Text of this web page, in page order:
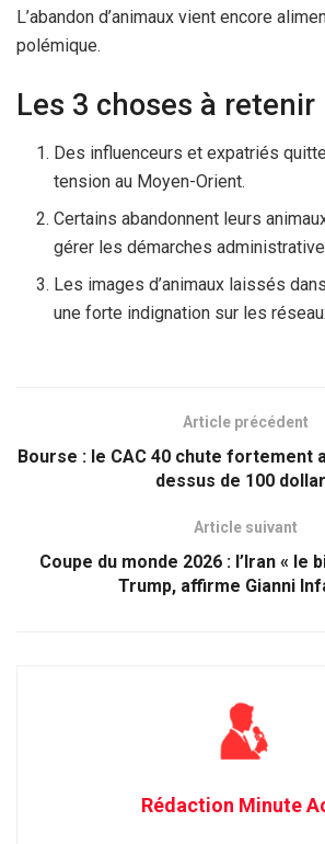
L’abandon d’animaux vient encore
polémique.
Les 3 choses à retenir
Des influenceurs et expatriés
tension au Moyen-Orient.
Certains abandonnent leurs
gérer les démarches
Les images d’animaux laissés
une forte indignation sur les
Article précédent
Bourse : le CAC 40 chute fortement
dessus de 100
Article suivant
Coupe du monde 2026 : l’Iran « le
Trump, affirme Gianni
Rédaction Minute